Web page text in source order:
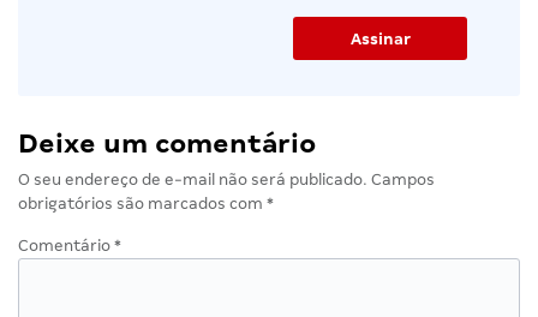
Deixe um comentário
O seu endereço de e-mail não será publicado. Campos
obrigatórios são marcados com *
Comentário *